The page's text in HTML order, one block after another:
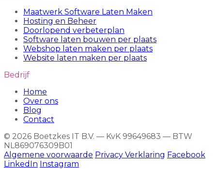
Maatwerk Software Laten Maken
Hosting en Beheer
Doorlopend verbeterplan
Software laten bouwen per plaats
Webshop laten maken per plaats
Website laten maken per plaats
Bedrijf
Home
Over ons
Blog
Contact
© 2026 Boetzkes IT B.V. — KvK 99649683 — BTW
NL869076309B01
Algemene voorwaarde Privacy Verklaring Facebook
LinkedIn Instagram